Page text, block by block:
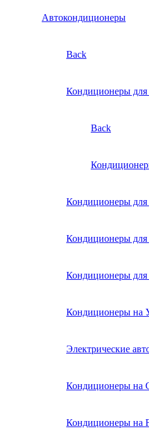
Автокондиционеры
Back
Кондиционеры для
Back
Кондиционеры для
Кондиционеры для
Кондиционеры для
Кондиционеры на
Электрические
Кондиционеры на
Кондиционеры на